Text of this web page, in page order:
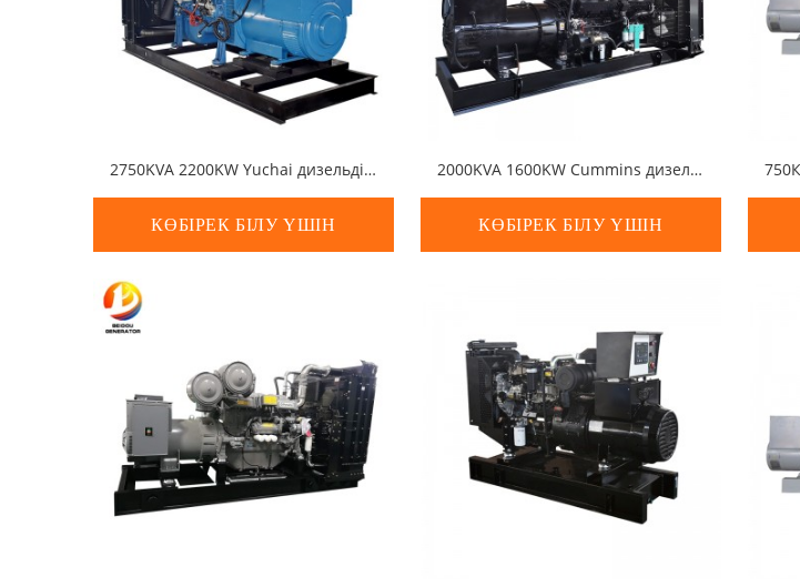
2750KVA 2200KW Yuchai дизельдік генератор жинағы
КӨБІРЕК БІЛУ ҮШІН
2000KVA 1600KW Cummins дизельдік генератор жинағы
КӨБІРЕК БІЛУ ҮШІН